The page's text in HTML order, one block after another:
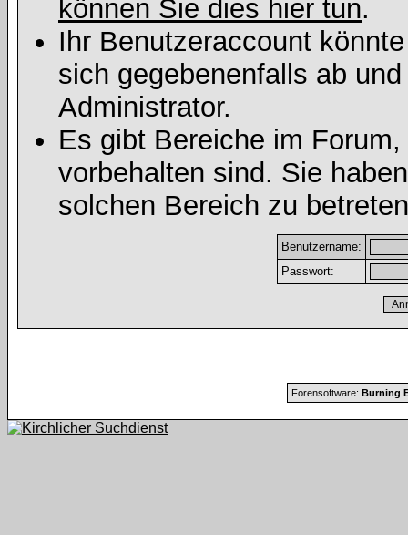
können Sie dies hier tun.
Ihr Benutzeraccount
sich gegebenenfalls ab
Administrator.
Es gibt Bereiche im
vorbehalten sind. Sie
solchen Bereich zu
Benutzername:
Passwort:
Forensoftware: Burning